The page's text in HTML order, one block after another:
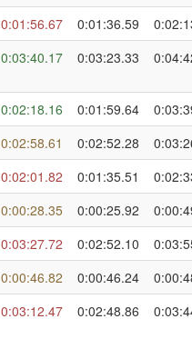
0:01:56.67 0:01:36.59
0:03:40.17 0:03:23.33
0:02:18.16 0:01:59.64
0:02:58.61 0:02:52.28
0:02:01.82 0:01:35.51
0:00:28.35 0:00:25.92
0:03:27.72 0:02:52.10
0:00:46.82 0:00:46.24
0:03:12.47 0:02:48.86